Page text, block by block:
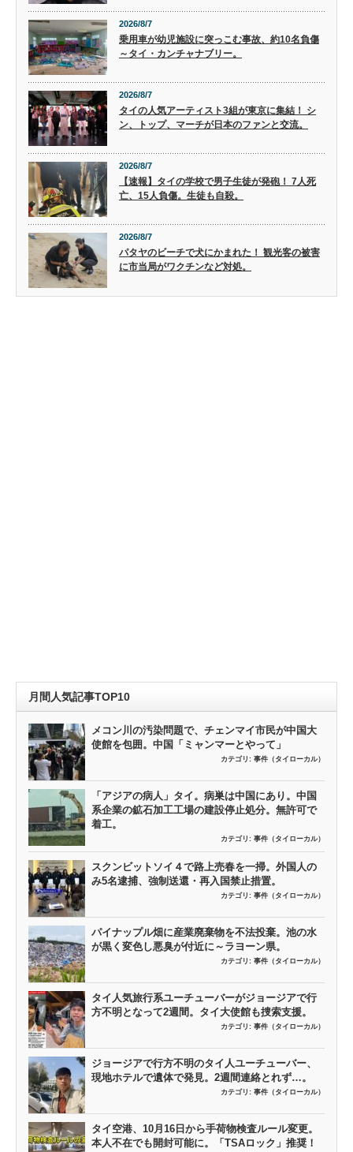
2026/8/7
乗用車が幼児施設に突っこむ事故、約10名負傷
～タイ・カンチャナブリー。
2026/8/7
タイの人気アーティスト3組が東京に集結！ シ
ン、トップ、マーチが日本のファンと交流。
2026/8/7
【速報】タイの学校で男子生徒が発砲！ 7人死
亡、15人負傷。生徒も自殺。
2026/8/7
パタヤのビーチで犬にかまれた！ 観光客の被害
に市当局がワクチンなど対処。
月間人気記事TOP10
メコン川の汚染問題で、チェンマイ市民が中国大
使館を包囲。中国「ミャンマーとやって」
カテゴリ: 事件（タイローカル）
「アジアの病人」タイ。病巣は中国にあり。中国
系企業の鉱石加工工場の建設停止処分。無許可で
着工。
カテゴリ: 事件（タイローカル）
スクンビットソイ４で路上売春を一掃。外国人の
み5名逮捕、強制送還・再入国禁止措置。
カテゴリ: 事件（タイローカル）
パイナップル畑に産業廃棄物を不法投棄。池の水
が黒く変色し悪臭が付近に～ラヨーン県。
カテゴリ: 事件（タイローカル）
タイ人気旅行系ユーチューバーがジョージアで行
方不明となって2週間。タイ大使館も捜索支援。
カテゴリ: 事件（タイローカル）
ジョージアで行方不明のタイ人ユーチューバー、
現地ホテルで遺体で発見。2週間連絡とれず…。
カテゴリ: 事件（タイローカル）
タイ空港、10月16日から手荷物検査ルール変更。
本人不在でも開封可能に。「TSAロック」推奨！